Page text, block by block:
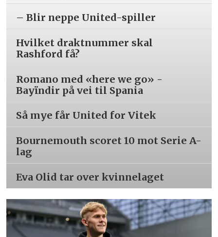
– Blir neppe United-spiller
Hvilket draktnummer skal
Rashford få?
Romano med «here we go» -
Bayïndir på vei til Spania
Så mye får United for Vitek
Bournemouth scoret 10 mot Serie A-
lag
Eva Olid tar over kvinnelaget